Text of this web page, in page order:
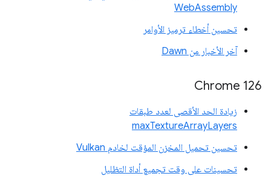
WebAssembly
تحسين أخطاء ترميز الأوامر
آخر الأخبار من Dawn
Chrome 126
زيادة الحد الأقصى لعدد طبقات
maxTextureArrayLayers
تحسين تحميل المخزن المؤقت لخادم Vulkan
تحسينات على وقت تجميع أداة التظليل